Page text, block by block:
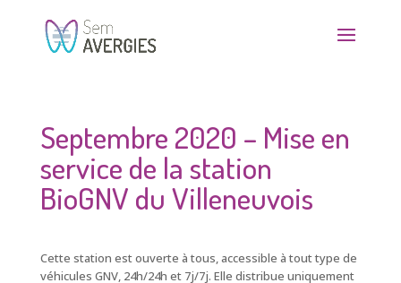
Septembre 2020 – Mise en
service de la station
BioGNV du Villeneuvois
Cette station est ouverte à tous, accessible à tout type de
véhicules GNV, 24h/24h et 7j/7j. Elle distribue uniquement